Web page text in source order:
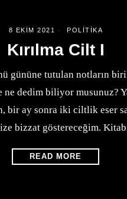
8 EKIM 2021 POLITIKA
Kırılma Cilt I
gününe tutulan notların
ne dedim biliyor musunuz?
bir ay sonra iki ciltlik eser
bizzat göstereceğim.
READ MORE